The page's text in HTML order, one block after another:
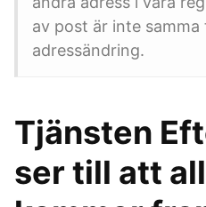
av post är inte samma
adressändring.
Tjänsten
ser till att